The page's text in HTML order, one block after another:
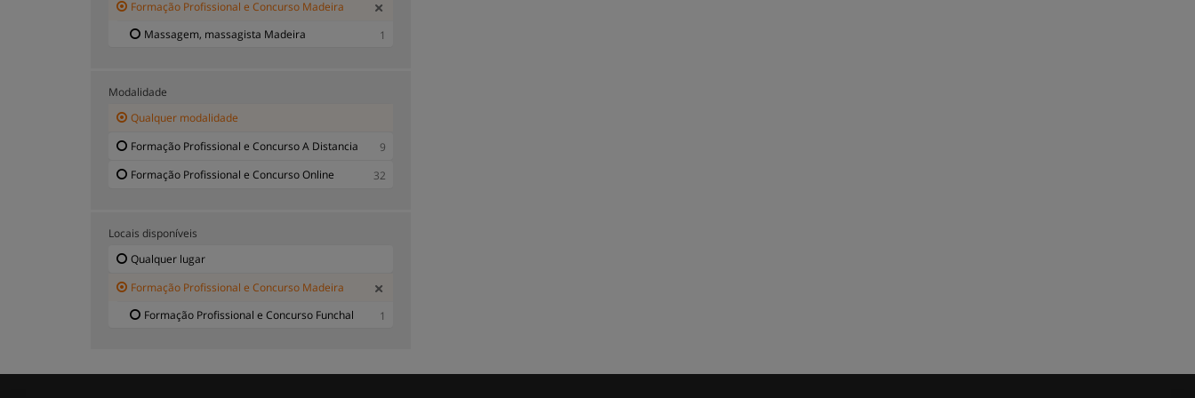
Formação Profissional e Concurso Madeira
Massagem, massagista Madeira
1
Modalidade
Qualquer modalidade
Formação Profissional e Concurso A Distancia
9
Formação Profissional e Concurso Online
32
Locais disponíveis
Qualquer lugar
Formação Profissional e Concurso Madeira
Formação Profissional e Concurso Funchal
1